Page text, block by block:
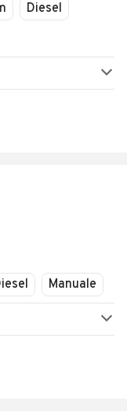
Diesel
Manuale